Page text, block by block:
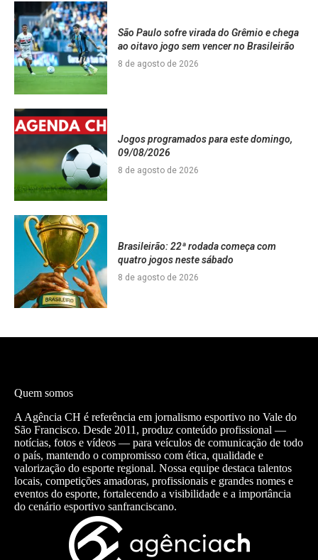
São Paulo sofre virada do Grêmio e chega
ao oitavo jogo sem vencer no Brasileirão
8 de agosto de 2026
Jogos programados para este domingo,
09/08/2026
8 de agosto de 2026
Brasileirão: 22ª rodada começa com
quatro jogos neste sábado
8 de agosto de 2026
Quem somos
A Agência CH é referência em jornalismo esportivo no Vale do
São Francisco. Desde 2011, produz conteúdo profissional —
notícias, fotos e vídeos — para veículos de comunicação de todo
o país, mantendo o compromisso com ética, qualidade e
valorização do esporte regional. Nossa equipe destaca talentos
locais, competições amadoras, profissionais e grandes nomes e
eventos do esporte, fortalecendo a visibilidade e a importância
do cenário esportivo sanfranciscano.